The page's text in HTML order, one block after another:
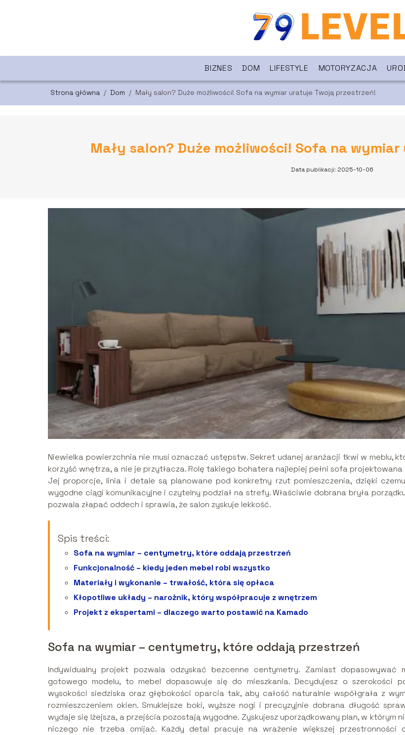
BIZNES DOM LIFESTYLE MOTORYZACJA
Strona główna / Dom / Mały salon? Duże możliwości! Sofa na wymiar uratuje Twoją przestrzeń!
Mały salon? Duże możliwości! Sofa na
Data publikacji: 2025-10-06
Niewielka powierzchnia nie musi oznaczać ustępstw. Sekret udanej aranżacji tkwi w meblu,
korzyść wnętrza, a nie je przytłacza. Rolę takiego bohatera najlepiej pełni sofa projektowana
Jej proporcje, linia i detale są planowane pod konkretny rzut pomieszczenia, dzięki
wygodne ciągi komunikacyjne i czytelny podział na strefy. Właściwie dobrana bryła
pozwala złapać oddech i sprawia, że salon zyskuje lekkość.
Spis treści:
Sofa na wymiar – centymetry, które oddają przestrzeń
Funkcjonalność – kiedy jeden mebel robi wszystko
Materiały i wykonanie – trwałość, która się opłaca
Kłopotliwe układy – narożnik, który współpracuje z wnętrzem
Projekt z ekspertami – dlaczego warto postawić na Kamado
Sofa na wymiar – centymetry, które oddają przestrzeń
Indywidualny projekt pozwala odzyskać bezcenne centymetry. Zamiast dopasowywać
gotowego modelu, to mebel dopasowuje się do mieszkania. Decydujesz o szerokości
wysokości siedziska oraz głębokości oparcia tak, aby całość naturalnie współgrała z
rozmieszczeniem okien. Smuklejsze boki, wyższe nogi i precyzyjnie dobrana długość
wydaje się lżejsza, a przejścia pozostają wygodne. Zyskujesz uporządkowany plan, w którym
niczego nie trzeba omijać. Każdy detal pracuje na wrażenie większej przestronności